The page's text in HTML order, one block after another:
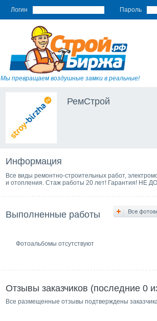
Логин Пароль
Мы превращаем воздушные замки в реальные!
РемСтрой
Информация
Все виды ремонтно-строительных работ,
и отопления. Стаж работы 20 лет! Гарантия! НЕ
Выполненные работы
Фотоальбомы отсутствуют
Отзывы заказчиков (последние 0
Все размещенные отзывы подтверждены